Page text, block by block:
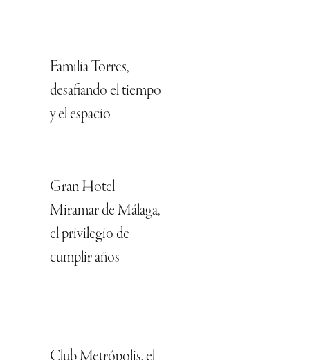
Familia Torres,
desafiando el tiempo
y el espacio
Gran Hotel
Miramar de Málaga,
el privilegio de
cumplir años